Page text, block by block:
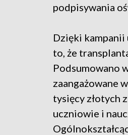
podpisywania
Dzięki kampanii
to, że
Podsumowano
zaangażowane
tysięcy złotych
uczniowie i